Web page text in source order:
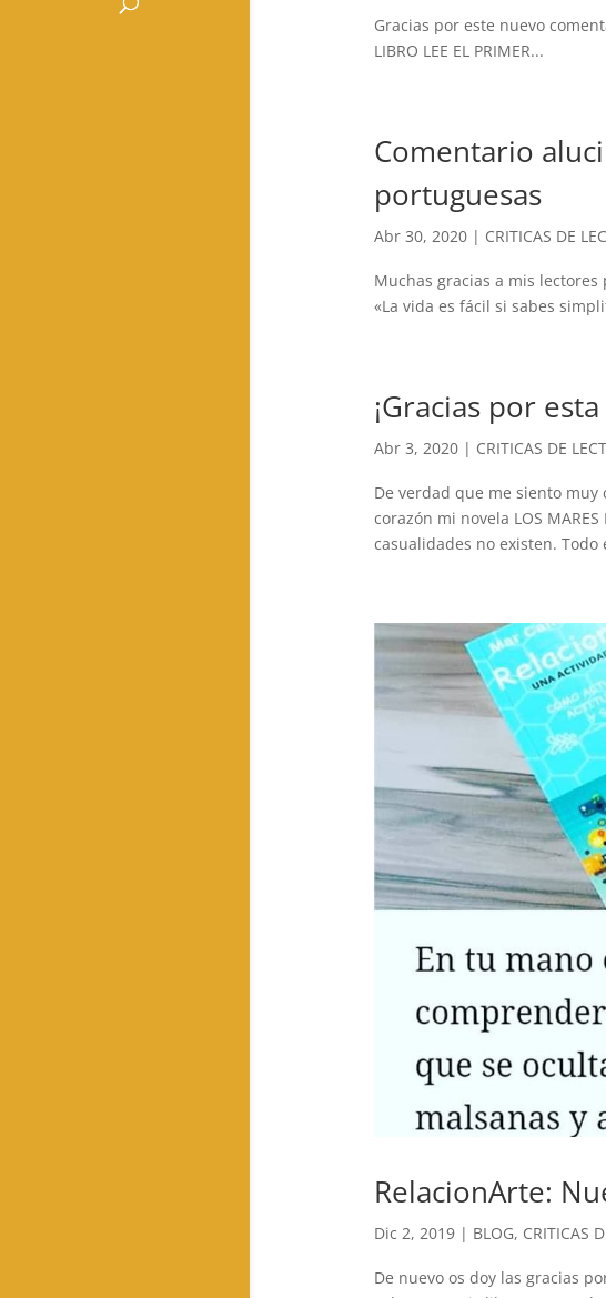
Gracias por este nuevo
LIBRO LEE EL PRIMER...
Comentario
portuguesas
Abr 30, 2020| CRITICAS DE
Muchas gracias a mis
«La vida es fácil si sabes
¡Gracias por
Abr 3, 2020| CRITICAS DE
De verdad que me siento muy
corazón mi novela LOS
casualidades no existen.
RelacionArte:
Dic 2, 2019| BLOG, CRITICAS
De nuevo os doy las gracias